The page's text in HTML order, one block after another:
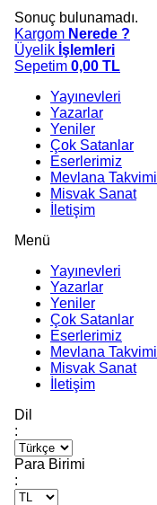
Sonuç bulunamadı.
Kargom Nerede ?
Üyelik İşlemleri
Sepetim 0,00 TL
Yayınevleri
Yazarlar
Yeniler
Çok Satanlar
Eserlerimiz
Mevlana Takvimi
Misvak Sanat
İletişim
Menü
Yayınevleri
Yazarlar
Yeniler
Çok Satanlar
Eserlerimiz
Mevlana Takvimi
Misvak Sanat
İletişim
Dil
:
Para Birimi
: